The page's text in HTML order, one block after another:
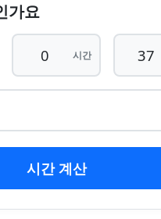
37 분 후 26. 8. 6.
39 분 후
가요
시간
시간 계산